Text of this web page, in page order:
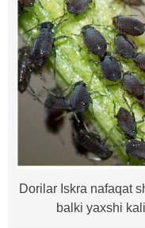
Dorilar Iskra nafaqat
balki yaxshi